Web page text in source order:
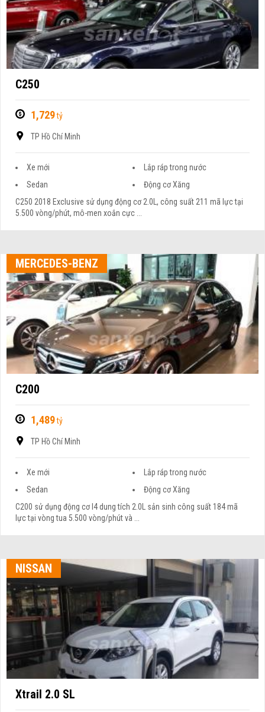
C250
1,729tỷ
TP Hồ Chí Minh
Xe mới
Lắp ráp trong nước
Sedan
Động cơ Xăng
C250 2018 Exclusive sử dụng động cơ 2.0L, công suất 211 mã lực tại
5.500 vòng/phút, mô-men xoắn cực ...
MERCEDES-BENZ
C200
1,489tỷ
TP Hồ Chí Minh
Xe mới
Lắp ráp trong nước
Sedan
Động cơ Xăng
C200 sử dụng động cơ I4 dung tích 2.0L sản sinh công suất 184 mã
lực tại vòng tua 5.500 vòng/phút và ...
NISSAN
Xtrail 2.0 SL